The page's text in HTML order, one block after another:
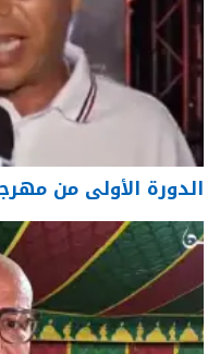
الدورة الأولى من